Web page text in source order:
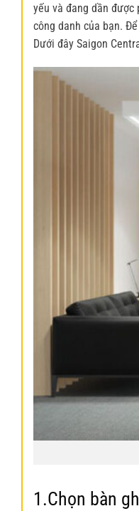
yếu và đang dần
công danh của bạn.
Dưới đây Saigon
1.Chọn bàn